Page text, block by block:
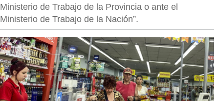
Ministerio de Trabajo de la Provincia o ante el
Ministerio de Trabajo de la Nación”.